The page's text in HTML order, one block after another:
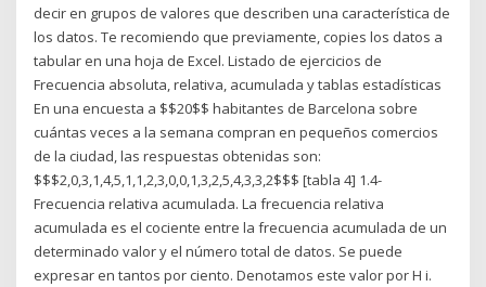
decir en grupos de valores que describen una característica de
los datos. Te recomiendo que previamente, copies los datos a
tabular en una hoja de Excel. Listado de ejercicios de
Frecuencia absoluta, relativa, acumulada y tablas estadísticas
En una encuesta a $$20$$ habitantes de Barcelona sobre
cuántas veces a la semana compran en pequeños comercios
de la ciudad, las respuestas obtenidas son:
$$$2,0,3,1,4,5,1,1,2,3,0,0,1,3,2,5,4,3,3,2$$$ [tabla 4] 1.4-
Frecuencia relativa acumulada. La frecuencia relativa
acumulada es el cociente entre la frecuencia acumulada de un
determinado valor y el número total de datos. Se puede
expresar en tantos por ciento. Denotamos este valor por H i.